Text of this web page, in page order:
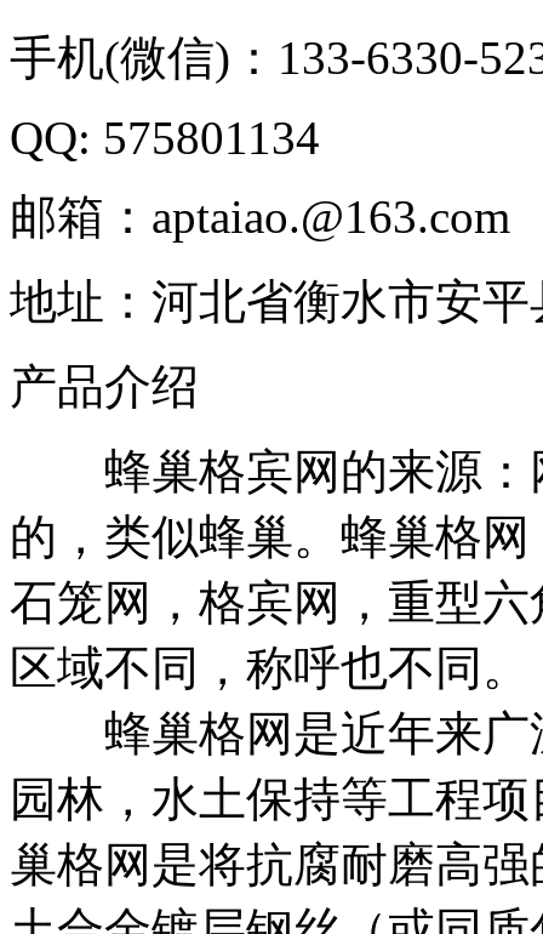
手机(微信)：133-6330-
QQ: 575801134
邮箱：aptaiao.@163.com
地址：河北省衡水市安
产品介绍
蜂巢格宾网的来源：
的，类似蜂巢。蜂巢格
石笼网，格宾网，重型
区域不同，称呼也不同。
蜂巢格网是近年来广
园林，水土保持等工程
巢格网是将抗腐耐磨高